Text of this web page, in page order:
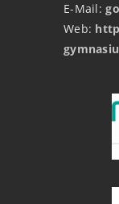
E-Mail:
Web: